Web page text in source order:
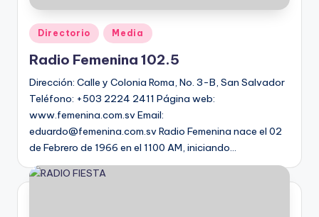
Directorio Media
Radio Femenina 102.5
Dirección: Calle y Colonia Roma, No. 3-B, San Salvador
Teléfono: +503 2224 2411 Página web:
www.femenina.com.sv Email:
eduardo@femenina.com.sv Radio Femenina nace el 02
de Febrero de 1966 en el 1100 AM, iniciando…